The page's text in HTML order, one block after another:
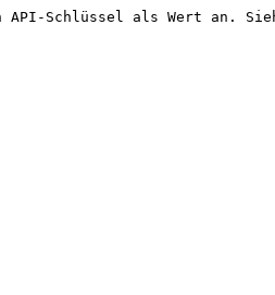
API-Schlüssel als Wert an.